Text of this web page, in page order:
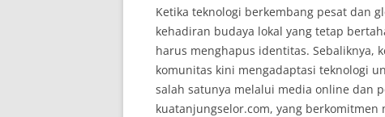
Ketika teknologi berkembang pesat dan
kehadiran budaya lokal yang tetap
harus menghapus identitas. Sebaliknya,
komunitas kini mengadaptasi teknologi
salah satunya melalui media online dan
kuatanjungselor.com, yang